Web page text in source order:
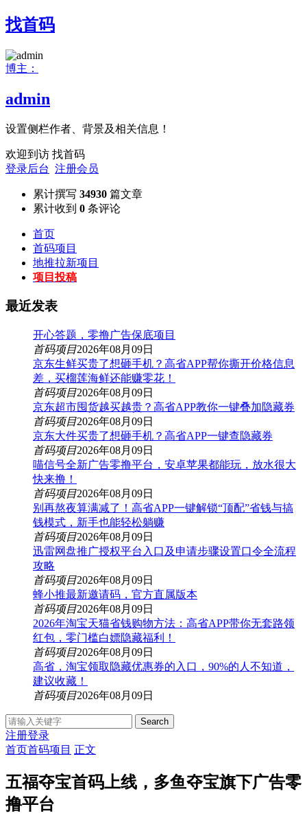
找首码
博主：
admin
设置侧栏作者、背景及相关信息！
欢迎到访 找首码
登录后台 注册会员
累计撰写 34930 篇文章
累计收到 0 条评论
首页
首码项目
地推拉新项目
项目投稿
最近发表
开心答题，零撸广告保底项目
首码项目2026年08月09日
京东生鲜买贵了想砸手机？高省APP帮你撕开价格信息
差，买榴莲海鲜还能赚零花！
首码项目2026年08月09日
京东超市囤货越买越贵？高省APP教你一键叠加隐藏券
首码项目2026年08月09日
京东大件买贵了想砸手机？高省APP一键查隐藏券
首码项目2026年08月09日
喵信号全新广告零撸平台，安卓苹果都能玩，放水很大
快来撸！
首码项目2026年08月09日
别再熬夜算满减了！高省APP一键解锁“顶配”省钱与搞
钱模式，新手也能轻松躺赚
首码项目2026年08月09日
迅雷网盘推广授权平台入口及申请步骤设置口令全流程
攻略
首码项目2026年08月09日
蜂小推最新邀请码，官方直属版本
首码项目2026年08月09日
2026年淘宝天猫省钱购物方法：高省APP带你无套路领
红包，零门槛白嫖隐藏福利！
首码项目2026年08月09日
高省，淘宝领取隐藏优惠券的入口，90%的人不知道，
建议收藏！
首码项目2026年08月09日
Search
注册登录
首页首码项目 正文
五福夺宝首码上线，多鱼夺宝旗下广告零
撸平台